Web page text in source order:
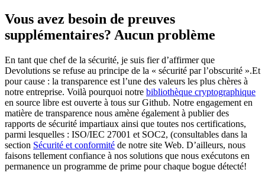
Vous avez besoin de preuves
supplémentaires? Aucun problème
En tant que chef de la sécurité, je suis fier d’affirmer que
Devolutions se refuse au principe de la « sécurité par l’obscurité ».Et
pour cause : la transparence est l’une des valeurs les plus chères à
notre entreprise. Voilà pourquoi notre bibliothèque cryptographique
en source libre est ouverte à tous sur Github. Notre engagement en
matière de transparence nous amène également à publier des
rapports de sécurité impartiaux ainsi que toutes nos certifications,
parmi lesquelles : ISO/IEC 27001 et SOC2, (consultables dans la
section Sécurité et conformité de notre site Web. D’ailleurs, nous
faisons tellement confiance à nos solutions que nous exécutons en
permanence un programme de prime pour chaque bogue détecté!